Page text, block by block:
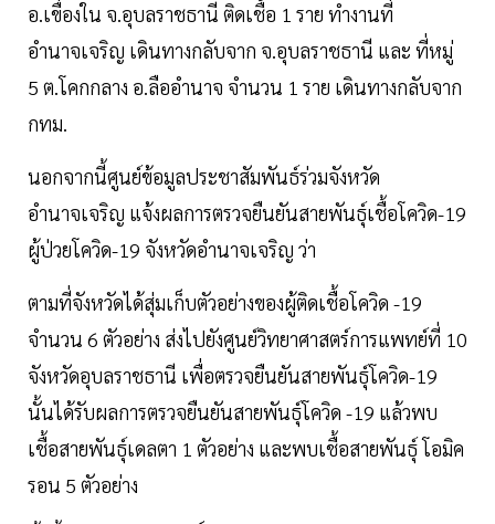
อ.เขื่องใน จ.อุบลราชธานี ติดเชื้อ 1 ราย ทำงานที่
อำนาจเจริญ เดินทางกลับจาก จ.อุบลราชธานี และ ที่หมู่
5 ต.โคกกลาง อ.ลืออำนาจ จำนวน 1 ราย เดินทางกลับจาก
กทม.
นอกจากนี้ศูนย์ข้อมูลประชาสัมพันธ์ร่วมจังหวัด
อำนาจเจริญ แจ้งผลการตรวจยืนยันสายพันธุ์เชื้อโควิด-19
ผู้ป่วยโควิด-19 จังหวัดอำนาจเจริญ ว่า
ตามที่จังหวัดได้สุ่มเก็บตัวอย่างของผู้ติดเชื้อโควิด -19
จำนวน 6 ตัวอย่าง ส่งไปยังศูนย์วิทยาศาสตร์การแพทย์ที่ 10
จังหวัดอุบลราชธานี เพื่อตรวจยืนยันสายพันธุ์โควิด-19
นั้นได้รับผลการตรวจยืนยันสายพันธุ์โควิด -19 แล้วพบ
เชื้อสายพันธุ์เดลตา 1 ตัวอย่าง และพบเชื้อสายพันธุ์ โอมิค
รอน 5 ตัวอย่าง